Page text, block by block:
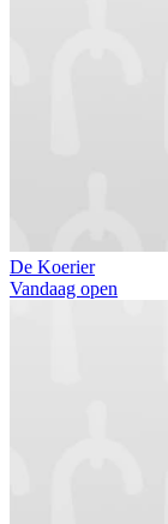
De Koerier
Vandaag open